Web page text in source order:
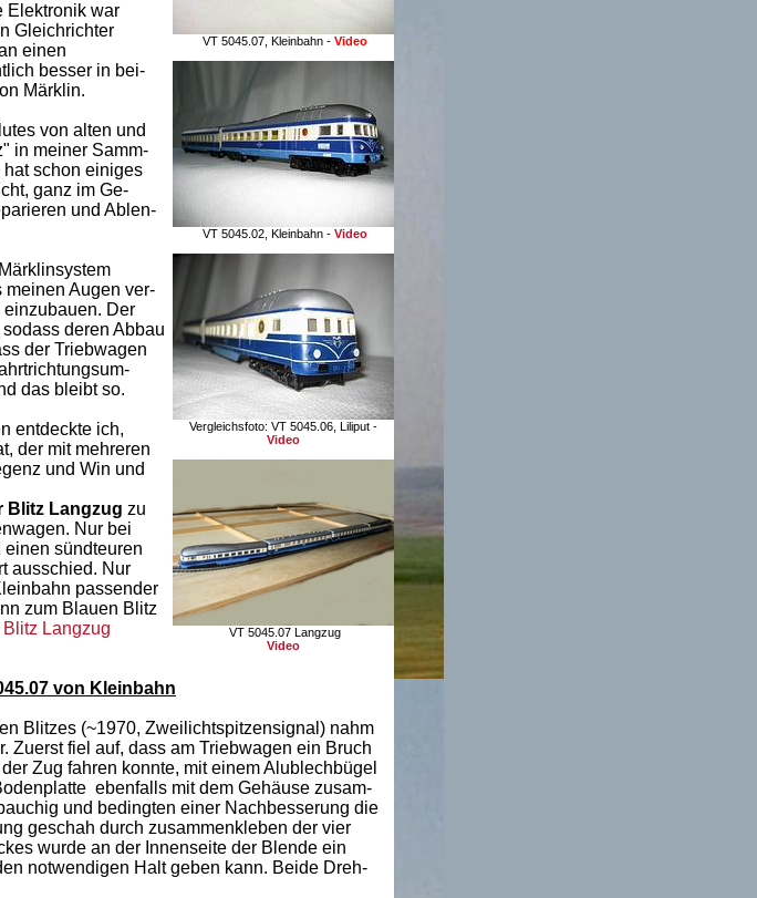
Elektronik war
Gleichrichter
einen
besser in bei-
Märklin.
von alten und
in meiner Samm-
hat schon einiges
ganz im Ge-
und Ablen-
Augen ver-
einzubauen. Der
deren Abbau
der Triebwagen
das bleibt so.
entdeckte ich,
der mit mehreren
und Win und
Blitz Langzug zu
Nur bei
sündteuren
ausschied. Nur
passender
zum Blauen Blitz
Blitz Langzug
VT 5045.07, Kleinbahn - Video
VT 5045.02, Kleinbahn - Video
Vergleichsfoto: VT 5045.06, Liliput -
Video
VT 5045.07 Langzug
Video
von Kleinbahn
Blitzes (~1970, Zweilichtspitzensignal) nahm
Zuerst fiel auf, dass am Triebwagen ein Bruch
Zug fahren konnte, mit einem Alublechbügel
ebenfalls mit dem Gehäuse zusam-
und bedingten einer Nachbesserung die
geschah durch zusammenkleben der vier
wurde an der Innenseite der Blende ein
notwendigen Halt geben kann. Beide Dreh-